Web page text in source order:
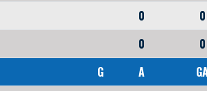
0
0
0
0
G A